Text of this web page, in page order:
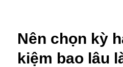
Nên chọn kỳ
kiệm bao lâu